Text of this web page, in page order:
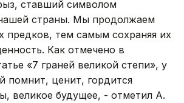
ставший символом
страны. Мы продолжаем
предков, тем самым сохраняя их
Как отмечено в
«7 граней великой степи», у
помнит, ценит, гордится
великое будущее, - отметил А.